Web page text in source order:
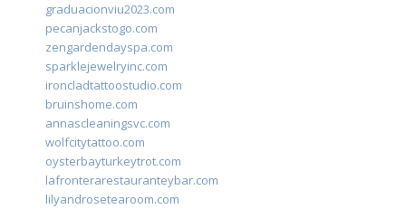
graduacionviu2023.com
pecanjackstogo.com
zengardendayspa.com
sparklejewelryinc.com
ironcladtattoostudio.com
bruinshome.com
annascleaningsvc.com
wolfcitytattoo.com
oysterbayturkeytrot.com
lafronterarestauranteybar.com
lilyandrosetearoom.com